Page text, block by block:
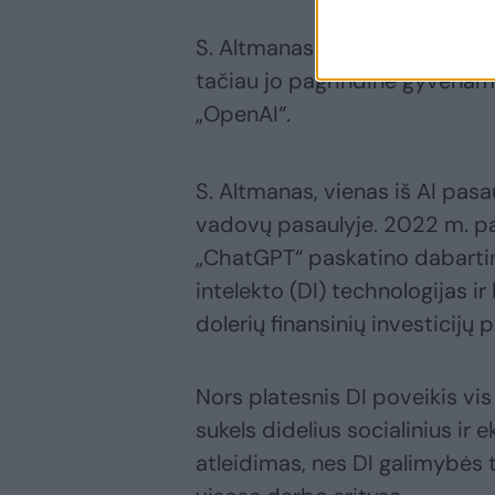
S. Altmanas yra
tačiau jo pagrindinė
„OpenAI“.
S. Altmanas, vienas iš AI
vadovų pasaulyje. 2022 m.
„ChatGPT“ paskatino
intelekto (DI) technologijas ir
dolerių finansinių investicijų
Nors platesnis DI poveikis
sukels didelius socialinius ir
atleidimas, nes DI